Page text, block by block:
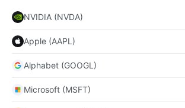
NVIDIA (NVDA)
Apple (AAPL)
Alphabet (GOOGL)
Microsoft (MSFT)